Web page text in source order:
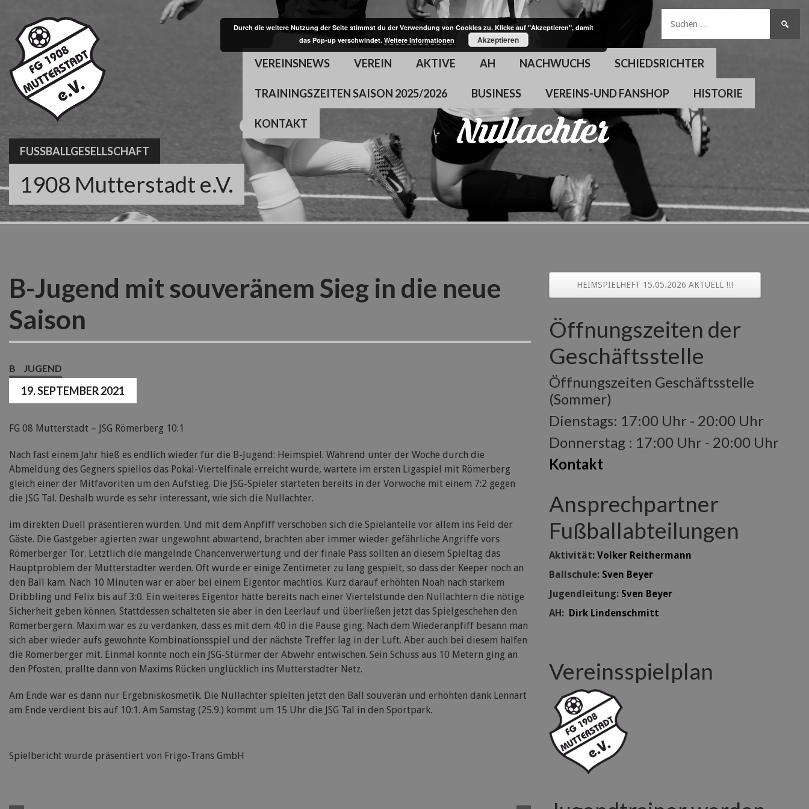
content
VEREINSNEWS VEREIN AKTIVE AH NACHWUCHS SCHIEDSRICHTER
TRAININGSZEITEN SAISON 2025/2026 BUSINESS VEREINS-UND FANSHOP HISTORIE
KONTAKT
nach:
FUSSBALLGESELLSCHAFT
1908 Mutterstadt e.V.
B-Jugend mit souveränem Sieg in die neue
Saison
B JUGEND
19. SEPTEMBER 2021
FG 08 Mutterstadt – JSG Römerberg 10:1
Nach fast einem Jahr hieß es endlich wieder für die B-Jugend: Heimspiel. Während unter der Woche durch die
Abmeldung des Gegners spiellos das Pokal-Viertelfinale erreicht wurde, wartete im ersten Ligaspiel mit Römerberg
gleich einer der Mitfavoriten um den Aufstieg. Die JSG-Spieler starteten bereits in der Vorwoche mit einem 7:2 gegen
die JSG Tal. Deshalb wurde es sehr interessant, wie sich die Nullachter.
im direkten Duell präsentieren würden. Und mit dem Anpfiff verschoben sich die Spielanteile vor allem ins Feld der
Gäste. Die Gastgeber agierten zwar ungewohnt abwartend, brachten aber immer wieder gefährliche Angriffe vors
Römerberger Tor. Letztlich die mangelnde Chancenverwertung und der finale Pass sollten an diesem Spieltag das
Hauptproblem der Mutterstadter werden. Oft wurde er einige Zentimeter zu lang gespielt, so dass der Keeper noch an
den Ball kam. Nach 10 Minuten war er aber bei einem Eigentor machtlos. Kurz darauf erhöhten Noah nach starkem
Dribbling und Felix bis auf 3:0. Ein weiteres Eigentor hätte bereits nach einer Viertelstunde den Nullachtern die nötige
Sicherheit geben können. Stattdessen schalteten sie aber in den Leerlauf und überließen jetzt das Spielgeschehen den
Römerbergern. Maxim war es zu verdanken, dass es mit dem 4:0 in die Pause ging. Nach dem Wiederanpfiff besann man
sich aber wieder aufs gewohnte Kombinationsspiel und der nächste Treffer lag in der Luft. Aber auch bei diesem halfen
die Römerberger mit. Einmal konnte noch ein JSG-Stürmer der Abwehr entwischen. Sein Schuss aus 10 Metern ging an
den Pfosten, prallte dann von Maxims Rücken unglücklich ins Mutterstadter Netz.
Am Ende war es dann nur Ergebniskosmetik. Die Nullachter spielten jetzt den Ball souverän und erhöhten dank Lennart
am Ende verdient bis auf 10:1. Am Samstag (25.9.) kommt um 15 Uhr die JSG Tal in den Sportpark.
Spielbericht wurde präsentiert von Frigo-Trans GmbH
HEIMSPIELHEFT 15.05.2026 AKTUELL !!!
Öffnungszeiten der
Geschäftsstelle
Öffnungszeiten Geschäftsstelle
(Sommer)
Dienstags: 17:00 Uhr - 20:00 Uhr
Donnerstag : 17:00 Uhr - 20:00 Uhr
Kontakt
Ansprechpartner
Fußballabteilungen
Aktivität:Volker Reithermann
Ballschule: Sven Beyer
Jugendleitung: Sven Beyer
AH: Dirk Lindenschmitt
Vereinsspielplan
Durch die weitere Nutzung der Seite stimmst du der Verwendung von Cookies zu. Klicke auf "Akzeptieren", damit
das Pop-up verschwindet. Weitere Informationen Akzeptieren